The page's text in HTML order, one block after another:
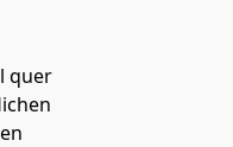
quer